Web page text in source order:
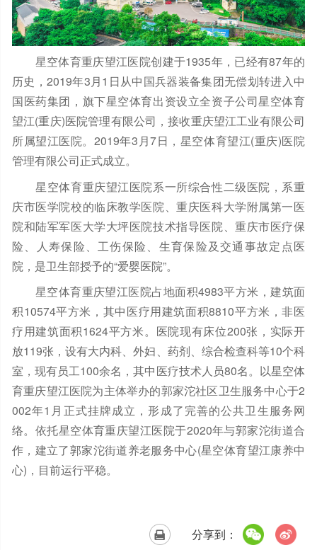
星空体育重庆望江医院创建于1935年，已经有87年的
历史，2019年3月1日从中国兵器装备集团无偿划转进入中
国医药集团，旗下星空体育出资设立全资子公司星空体育
望江(重庆)医院管理有限公司，接收重庆望江工业有限公司
所属望江医院。2019年3月7日，星空体育望江(重庆)医院
管理有限公司正式成立。
星空体育重庆望江医院系一所综合性二级医院，系重
庆市医学院校的临床教学医院、重庆医科大学附属第一医
院和陆军军医大学大坪医院技术指导医院、重庆市医疗保
险、人寿保险、工伤保险、生育保险及交通事故定点医
院，是卫生部授予的“爱婴医院”。
星空体育重庆望江医院占地面积4983平方米，建筑面
积10574平方米，其中医疗用建筑面积8810平方米，非医
疗用建筑面积1624平方米。医院现有床位200张，实际开
放119张，设有大内科、外妇、药剂、综合检查科等10个科
室，现有员工100余名，其中医疗技术人员80名。以星空体
育重庆望江医院为主体举办的郭家沱社区卫生服务中心于2
002年1月正式挂牌成立，形成了完善的公共卫生服务网
络。依托星空体育重庆望江医院于2020年与郭家沱街道合
作，建立了郭家沱街道养老服务中心(星空体育望江康养中
心)，目前运行平稳。
分享到：